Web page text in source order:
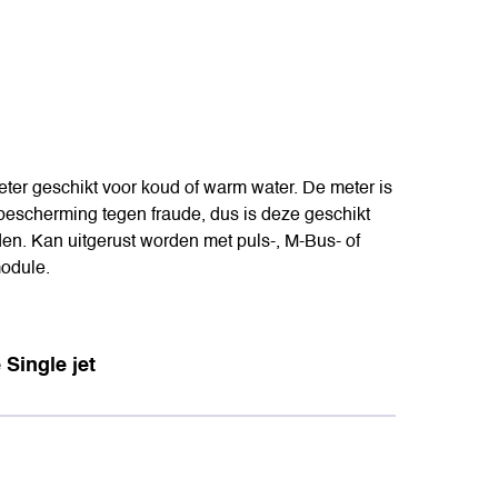
geschikt voor koud of warm water. De meter is
tegen fraude, dus is deze geschikt
Kan uitgerust worden met puls-, M-Bus- of
Single jet